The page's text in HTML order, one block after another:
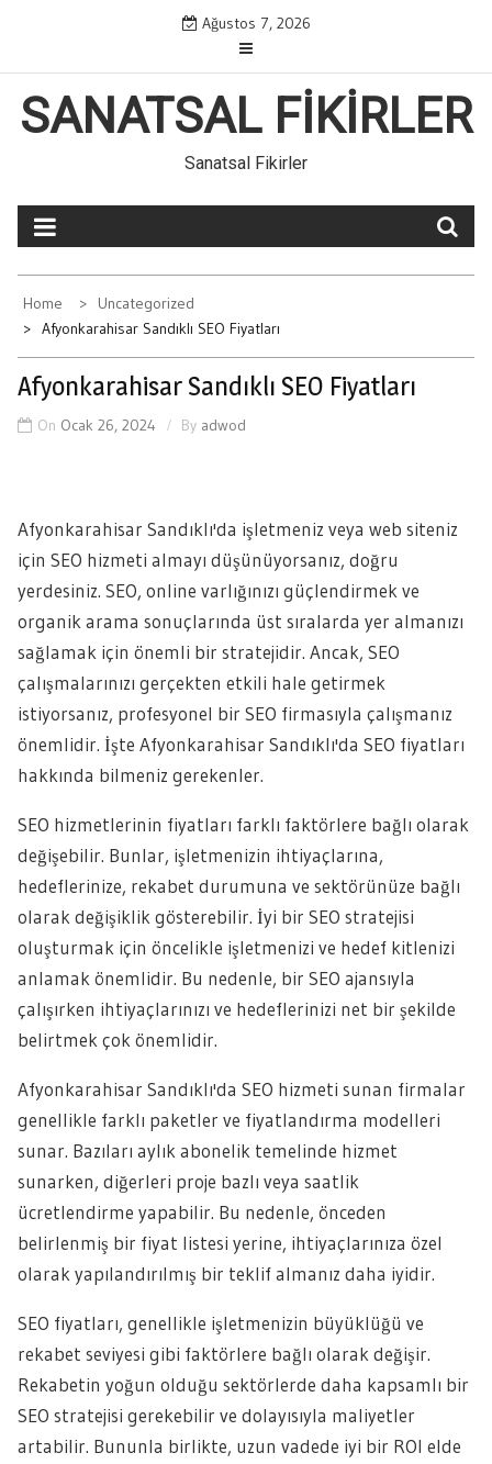
content
Ağustos 7, 2026
SANATSAL FIKIRLER
Sanatsal Fikirler
Home
Uncategorized
Afyonkarahisar Sandıklı SEO Fiyatları
Afyonkarahisar Sandıklı SEO Fiyatları
On Ocak 26, 2024 By adwod
Afyonkarahisar Sandıklı'da işletmeniz veya web siteniz
için SEO hizmeti almayı düşünüyorsanız, doğru
yerdesiniz. SEO, online varlığınızı güçlendirmek ve
organik arama sonuçlarında üst sıralarda yer almanızı
sağlamak için önemli bir stratejidir. Ancak, SEO
çalışmalarınızı gerçekten etkili hale getirmek
istiyorsanız, profesyonel bir SEO firmasıyla çalışmanız
önemlidir. İşte Afyonkarahisar Sandıklı'da SEO fiyatları
hakkında bilmeniz gerekenler.
SEO hizmetlerinin fiyatları farklı faktörlere bağlı olarak
değişebilir. Bunlar, işletmenizin ihtiyaçlarına,
hedeflerinize, rekabet durumuna ve sektörünüze bağlı
olarak değişiklik gösterebilir. İyi bir SEO stratejisi
oluşturmak için öncelikle işletmenizi ve hedef kitlenizi
anlamak önemlidir. Bu nedenle, bir SEO ajansıyla
çalışırken ihtiyaçlarınızı ve hedeflerinizi net bir şekilde
belirtmek çok önemlidir.
Afyonkarahisar Sandıklı'da SEO hizmeti sunan firmalar
genellikle farklı paketler ve fiyatlandırma modelleri
sunar. Bazıları aylık abonelik temelinde hizmet
sunarken, diğerleri proje bazlı veya saatlik
ücretlendirme yapabilir. Bu nedenle, önceden
belirlenmiş bir fiyat listesi yerine, ihtiyaçlarınıza özel
olarak yapılandırılmış bir teklif almanız daha iyidir.
SEO fiyatları, genellikle işletmenizin büyüklüğü ve
rekabet seviyesi gibi faktörlere bağlı olarak değişir.
Rekabetin yoğun olduğu sektörlerde daha kapsamlı bir
SEO stratejisi gerekebilir ve dolayısıyla maliyetler
artabilir. Bununla birlikte, uzun vadede iyi bir ROI elde